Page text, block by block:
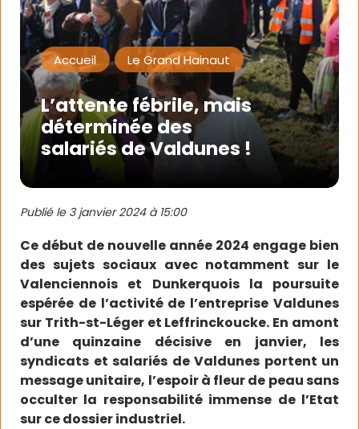
Accueil Le Grand Hainaut
L’attente fébrile, mais
déterminée des
salariés de Valdunes !
Publié le 3 janvier 2024 à 15:00
Ce début de nouvelle année 2024 engage bien
des sujets sociaux avec notamment sur le
Valenciennois et Dunkerquois la poursuite
espérée de l’activité de l’entreprise Valdunes
sur Trith-st-Léger et Leffrinckoucke. En amont
d’une quinzaine décisive en janvier, les
syndicats et salariés de Valdunes portent un
message unitaire, l’espoir à fleur de peau sans
occulter la responsabilité immense de l’Etat
sur ce dossier industriel.